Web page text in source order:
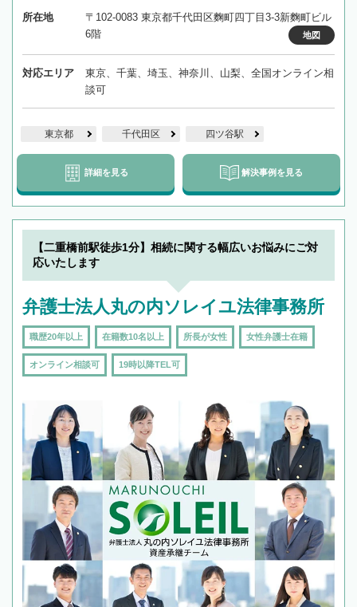
所在地
〒102-0083 東京都千代田区麴町四丁目3-3新麴町ビル
6階
地図
対応エリア
東京、千葉、埼玉、神奈川、山梨、全国オンライン相
談可
東京都 千代田区 四ツ谷駅
詳細を見る 解決事例を見る
【二重橋前駅徒歩1分】相続に関する幅広いお悩みにご対
応いたします
弁護士法人丸の内ソレイユ法律事務所
職歴20年以上 在籍数10名以上 所長が女性 女性弁護士在籍
オンライン相談可 19時以降TEL可